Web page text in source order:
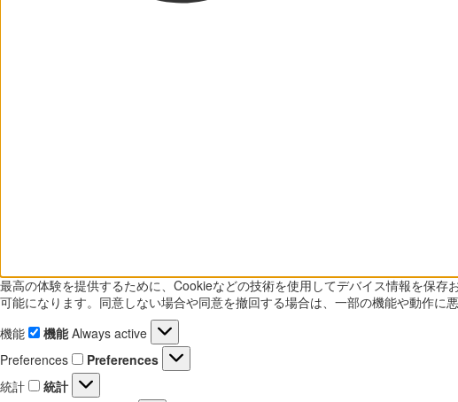
最高の体験を提供するために、Cookieなどの技術を使用してデバイス情報を保
可能になります。同意しない場合や同意を撤回する場合は、一部の機能や動作に
機能
機能 Always active
Preferences
Preferences
統計
統計